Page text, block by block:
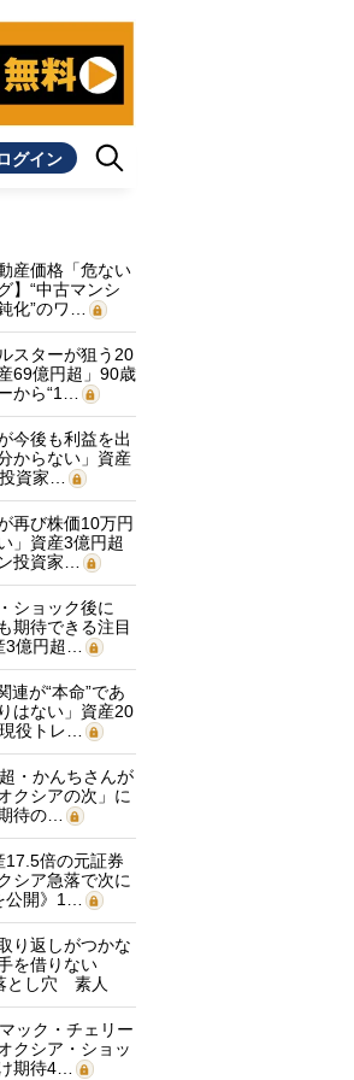
グイン
産価格「危ない
】“中古マンシ
化”のワ…
スターが狙う20
69億円超」90歳
から“1…
今後も利益を出
からない」資産
資家…
再び株価10万円
」資産3億円超
投資家…
ショック後に
期待できる注目
3億円超…
連が“本命”であ
はない」資産20
役トレ…
・かんちさんが
クシアの次」に
待の…
17.5倍の元証券
シア急落で次に
公開》1…
り返しがつかな
を借りない
とし穴 素人
ック・チェリー
クシア・ショッ
期待4…